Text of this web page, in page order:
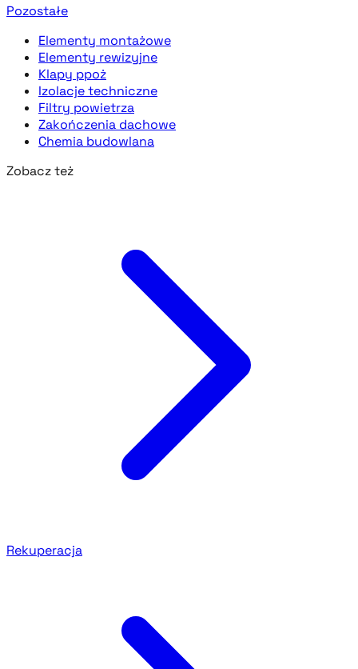
Pozostałe
Elementy montażowe
Elementy rewizyjne
Klapy ppoż
Izolacje techniczne
Filtry powietrza
Zakończenia dachowe
Chemia budowlana
Zobacz też
Rekuperacja